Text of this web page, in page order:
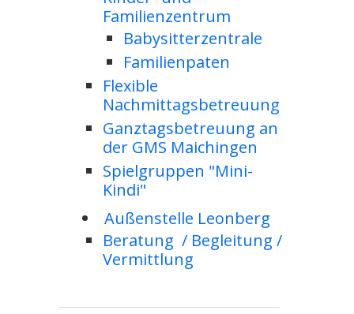
Familienzentrum
Babysitterzentrale
Familienpaten
Flexible
Nachmittagsbetreuung
Ganztagsbetreuung an
der GMS Maichingen
Spielgruppen "Mini-
Kindi"
Außenstelle Leonberg
Beratung / Begleitung /
Vermittlung